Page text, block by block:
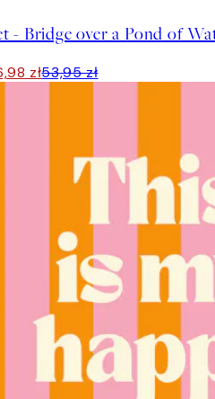
- Bridge over a Pond of
zł53,95 zł